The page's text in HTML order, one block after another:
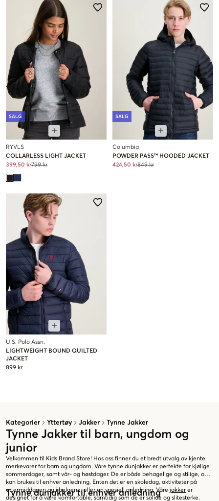
Kategorier Yttertøy Jakker Tynne Jakker
Tynne Jakker til barn, ungdom og
junior
Velkommen til Kids Brand Store! Hos oss finner du et bredt utvalg av kjente
merkevarer for barn og ungdom. Våre tynne dunjakker er perfekte for kjølige
sommerdager, samt vår- og høstdager. De er både behagelige og stilige, og
kan brukes til enhver anledning. Enten det er en skoledag, aktiviteter på
ettermiddagen og i helgene, eller en spesiell anledning. Våre jakker er
designet for å være komfortable, samtidig som de er solide og slitesterke.
Tynne dunjakker til enhver anledning
SALG
RYVLS
COLLARLESS LIGHT JACKET
399,50 kr799 kr
SALG
Columbia
POWDER PASS™ HOODED JACKET
424,50 kr849 kr
U.S. Polo Assn.
LIGHTWEIGHT BOUND QUILTED
JACKET
899 kr